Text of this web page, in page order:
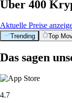
Über 400
Aktuelle Preise
Trending Top
Das sagen
4.7